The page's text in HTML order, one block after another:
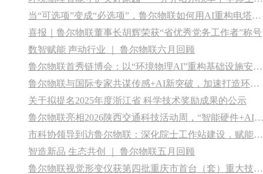
当“可选项”变成“必选项”，鲁尔物联如何用AI重构电塔安全防线
喜报｜鲁尔物联董事长胡辉荣获“省优秀党务工作者”称号
数智赋能 声动行业 ｜ 鲁尔物联六月回顾
鲁尔物联首秀链博会：以“环境物理AI”重构基础设施安全监测范式
鲁尔物联与国际专家共谋传感+AI新突破，加速打造环境物理智能
关于拟提名2025年度浙江省 科学技术奖励成果的公示
鲁尔物联亮相2026陕西交通科技活动周，“智能硬件+AI服务”赋能交通基础设施安全监测
市科协领导到访鲁尔物联：深化院士工作站建设，赋能企业创新发展
智造新品 生态共创 ｜ 鲁尔物联五月回顾
鲁尔物联视觉形变仪获第四批重庆市首台（套）重大技术装备荣誉证书